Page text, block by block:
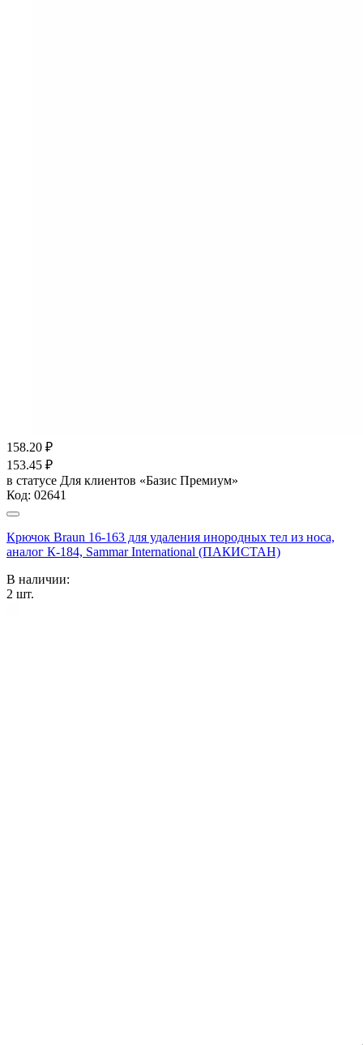
158.20 ₽
153.45 ₽
в статусе Для клиентов «Базис Премиум»
Код: 02641
Крючок Braun 16-163 для удаления инородных тел из носа,
аналог К-184, Sammar International (ПАКИСТАН)
В наличии:
2 шт.